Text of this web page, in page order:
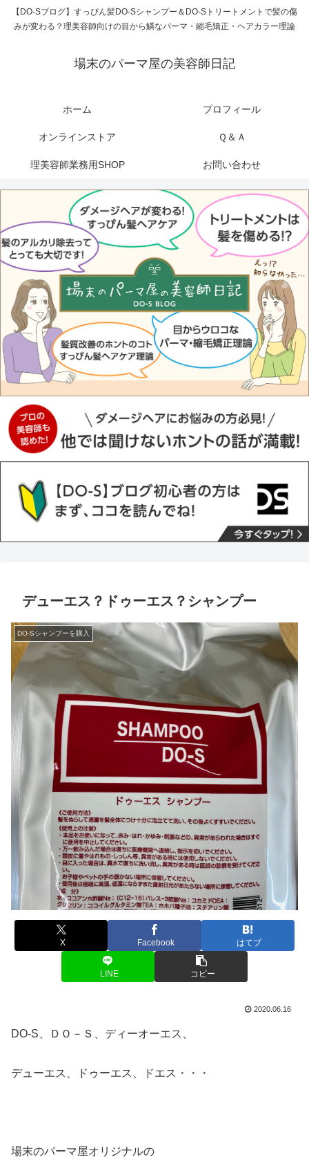
【DO-Sブログ】すっぴん髪DO-Sシャンプー＆DO-Sトリートメントで髪の傷
みが変わる？理美容師向けの目から鱗なパーマ・縮毛矯正・ヘアカラー理論
場末のパーマ屋の美容師日記
ホーム プロフィール
オンラインストア Ｑ＆Ａ
理美容師業務用SHOP お問い合わせ
デューエス？ドゥーエス？シャンプー
DO-Sシャンプーを購入
X Facebook はてブ
LINE コピー
2020.06.16
DO-S、ＤＯ－Ｓ、ディーオーエス、
デューエス、ドゥーエス、ドエス・・・
場末のパーマ屋オリジナルの